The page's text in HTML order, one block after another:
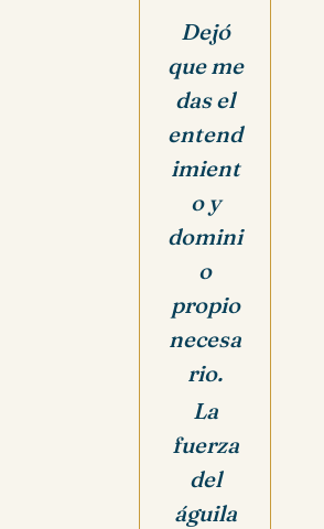
Dejó
que me
das el
entend
imient
o y
domini
o
propio
necesa
rio.
La
fuerza
del
águila